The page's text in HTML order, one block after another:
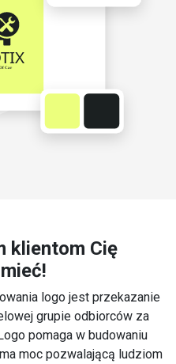
klientom Cię
logo jest przekazanie
grupie odbiorców za
pomaga w budowaniu
moc pozwalającą ludziom